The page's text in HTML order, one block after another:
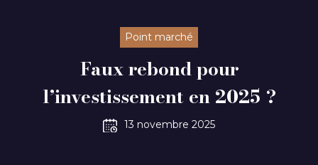
Point marché
Faux rebond pour
l’investissement en 2025 ?
13 novembre 2025